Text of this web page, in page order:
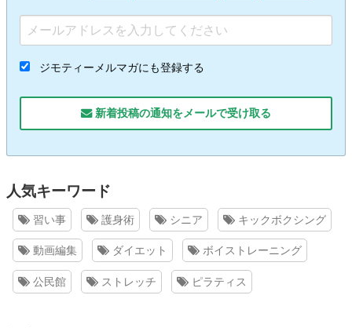
ジモティーメルマガにも登録する
新着投稿の通知をメールで受け取る
人気キーワード
習い事 護身術 シニア キックボクシング
動画編集 ダイエット ボイストレーニング
公民館 ストレッチ ピラティス